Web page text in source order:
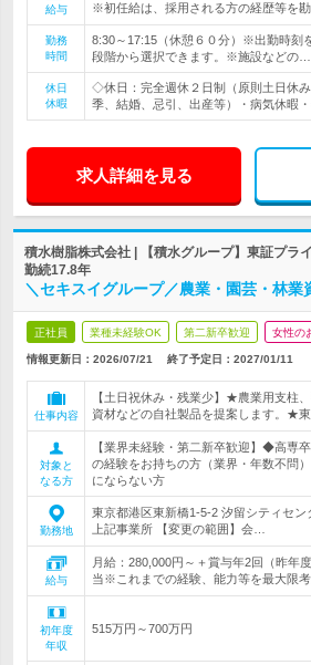
給与
※初任給は、採用される方の経歴等を
勤務
時間
8:30～17:15（休憩６０分）※出勤時刻
段階から選択できます。※施設などの…
休日
休暇
◇休日：完全週休２日制（原則土日休
季、結婚、忌引、出産等）・病気休暇
求人詳細を見る
積水樹脂株式会社 | 【積水グループ】東証プラ
勤続17.8年
＼セキスイグループ／農業・園芸・林業
正社員 業種未経験OK 第二新卒歓迎 女性の
情報更新日：2026/07/21 終了予定日： 2027/01/11
仕事内容
【土日祝休み・残業少】★農業用支柱
資材などの自社製品を提案します。★東
対象と
なる方
【業界未経験・第二新卒歓迎】◆高専
の経験をお持ちの方（業界・年数不問
にならない方
勤務地
東京都港区東新橋1-5-2 汐留シティセン
上記事業所 【変更の範囲】会…
給与
月給：280,000円～＋賞与年2回（昨年
当※これまでの経験、能力等を最大限
初年度
年収
515万円～700万円